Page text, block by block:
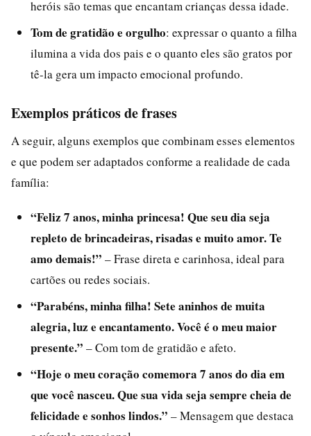
heróis são temas que encantam crianças dessa idade.
Tom de gratidão e orgulho: expressar o quanto a filha
ilumina a vida dos pais e o quanto eles são gratos por
tê-la gera um impacto emocional profundo.
Exemplos práticos de frases
A seguir, alguns exemplos que combinam esses elementos
e que podem ser adaptados conforme a realidade de cada
família:
“Feliz 7 anos, minha princesa! Que seu dia seja
repleto de brincadeiras, risadas e muito amor. Te
amo demais!” – Frase direta e carinhosa, ideal para
cartões ou redes sociais.
“Parabéns, minha filha! Sete aninhos de muita
alegria, luz e encantamento. Você é o meu maior
presente.” – Com tom de gratidão e afeto.
“Hoje o meu coração comemora 7 anos do dia em
que você nasceu. Que sua vida seja sempre cheia de
felicidade e sonhos lindos.” – Mensagem que destaca